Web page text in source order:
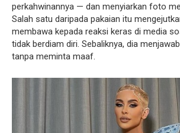
perkahwinannya — dan menyiarkan foto
Salah satu daripada pakaian itu
membawa kepada reaksi keras di media
tidak berdiam diri. Sebaliknya, dia
tanpa meminta maaf.